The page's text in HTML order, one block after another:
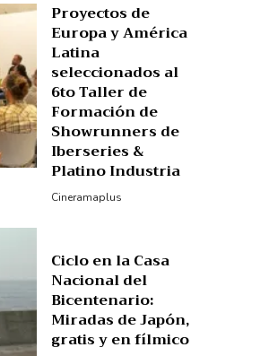
Proyectos de
Europa y América
Latina
seleccionados al
6to Taller de
Formación de
Showrunners de
Iberseries &
Platino Industria
Cineramaplus
Ciclo en la Casa
Nacional del
Bicentenario:
Miradas de Japón,
gratis y en fílmico